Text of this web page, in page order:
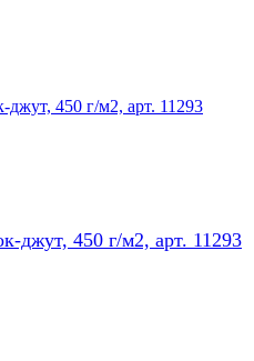
джут, 450 г/м2, арт. 11293